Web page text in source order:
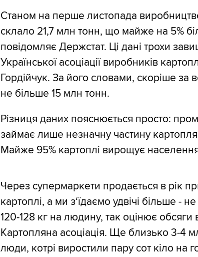
Станом на перше листопада
склало 21,7 млн тонн, що майже на 5%
повідомляє Держстат. Ці дані трохи
Української асоціації виробників
Гордійчук. За його словами, скоріше за
не більше 15 млн тонн.
Різниця даних пояснюється просто:
займає лише незначну частину
Майже 95% картоплі вирощує
Через супермаркети продається в рік
картоплі, а ми з‘їдаємо удвічі більше -
120-128 кг на людину, так оцінює обсяги
Картопляна асоціація. Ще близько 3-4
люди, котрі виростили пару сот кіло на